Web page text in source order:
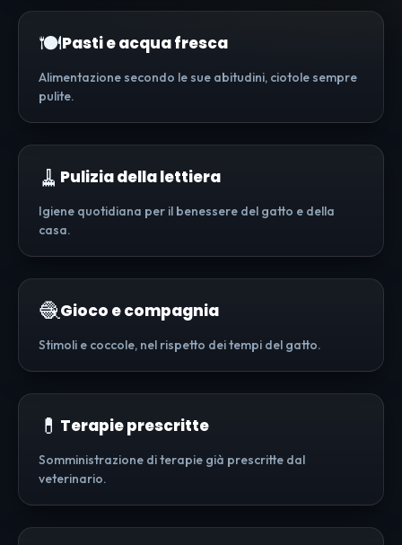
🍽️Pasti e acqua fresca
Alimentazione secondo le sue abitudini, ciotole sempre
pulite.
🧹 Pulizia della lettiera
Igiene quotidiana per il benessere del gatto e della
casa.
🧶Gioco e compagnia
Stimoli e coccole, nel rispetto dei tempi del gatto.
💊 Terapie prescritte
Somministrazione di terapie già prescritte dal
veterinario.